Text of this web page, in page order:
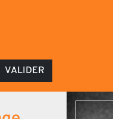
VALIDER